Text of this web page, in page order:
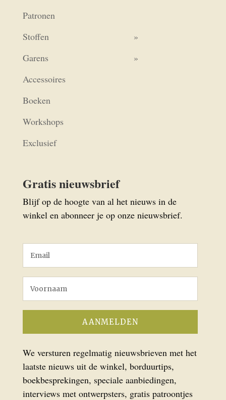
Patronen
Stoffen
Garens
Accessoires
Boeken
Workshops
Exclusief
Gratis nieuwsbrief
Blijf op de hoogte van al het nieuws in de
winkel en abonneer je op onze nieuwsbrief.
We versturen regelmatig nieuwsbrieven met het
laatste nieuws uit de winkel, borduurtips,
boekbesprekingen, speciale aanbiedingen,
interviews met ontwerpsters, gratis patroontjes